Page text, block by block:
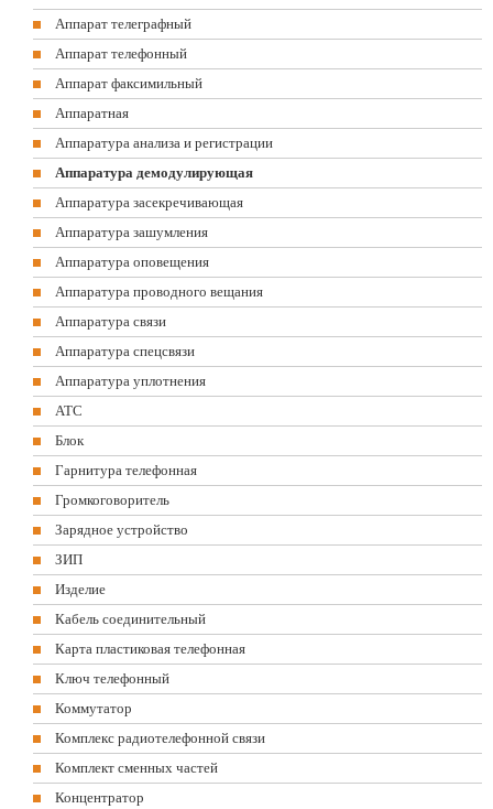
Аппарат телеграфный
Аппарат телефонный
Аппарат факсимильный
Аппаратная
Аппаратура анализа и регистрации
Аппаратура демодулирующая
Аппаратура засекречивающая
Аппаратура зашумления
Аппаратура оповещения
Аппаратура проводного вещания
Аппаратура связи
Аппаратура спецсвязи
Аппаратура уплотнения
АТС
Блок
Гарнитура телефонная
Громкоговоритель
Зарядное устройство
ЗИП
Изделие
Кабель соединительный
Карта пластиковая телефонная
Ключ телефонный
Коммутатор
Комплекс радиотелефонной связи
Комплект сменных частей
Концентратор